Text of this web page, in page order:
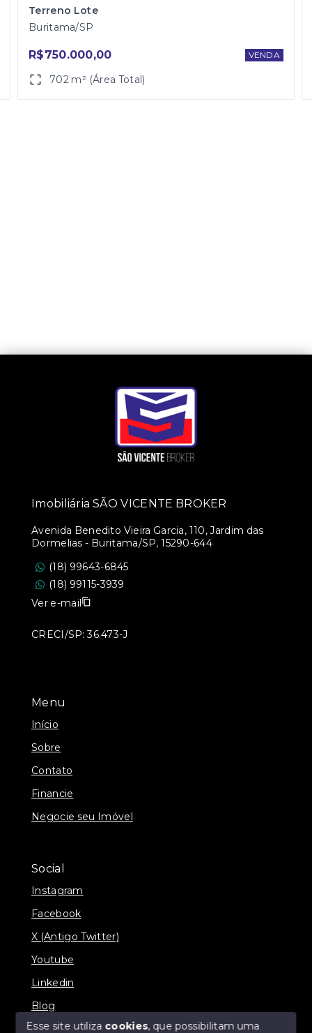
Terreno Lote
Buritama/SP
R$750.000,00 VENDA
702 m² (Área Total)
Menu
Início
Sobre
Contato
Financie
Negocie seu Imóvel
Social
Instagram
Facebook
X (Antigo Twitter)
Youtube
Linkedin
Blog
Imobiliária SÃO VICENTE BROKER
Avenida Benedito Vieira Garcia, 110, Jardim das
Dormelias - Buritama/SP, 15290-644
(18) 99643-6845
(18) 99115-3939
Ver e-mail
CRECI/SP: 36.473-J
Esse site utiliza cookies, que possibilitam uma